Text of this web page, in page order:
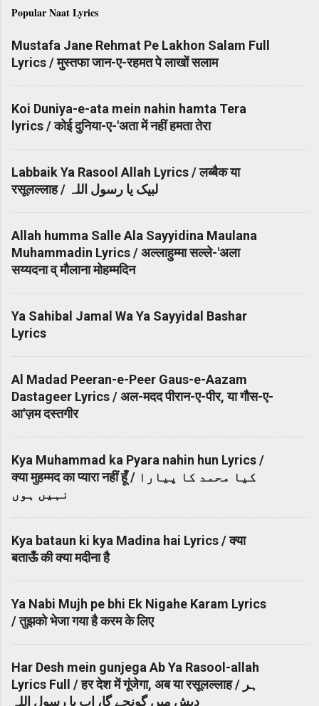
Popular Naat Lyrics
Mustafa Jane Rehmat Pe Lakhon Salam Full
Lyrics / मुस्तफा जान-ए-रहमत पे लाखों सलाम
Koi Duniya-e-ata mein nahin hamta Tera
lyrics / कोई दुनिया-ए-'अता में नहीं हमता तेरा
Labbaik Ya Rasool Allah Lyrics / लब्बैक या
रसूलल्लाह / لبیک یا رسول اللہ
Allah humma Salle Ala Sayyidina Maulana
Muhammadin Lyrics / अल्लाहुम्मा सल्ले-'अला
सय्यदना व् मौलाना मोहम्मदिन
Ya Sahibal Jamal Wa Ya Sayyidal Bashar
Lyrics
Al Madad Peeran-e-Peer Gaus-e-Aazam
Dastageer Lyrics / अल-मदद पीरान-ए-पीर, या गौस-ए-
आ'ज़म दस्तगीर
Kya Muhammad ka Pyara nahin hun Lyrics /
क्या मुहम्मद का प्यारा नहीं हूँ / کیا محمد کا پیارا
نہیں ہوں
Kya bataun ki kya Madina hai Lyrics / क्या
बताऊँ की क्या मदीना है
Ya Nabi Mujh pe bhi Ek Nigahe Karam Lyrics
/ तुझको भेजा गया है करम के लिए
Har Desh mein gunjega Ab Ya Rasool-allah
Lyrics Full / हर देश में गूंजेगा, अब या रसूलल्लाह / ہر
دیش میں گونجے گا، اب یا رسول اللہ